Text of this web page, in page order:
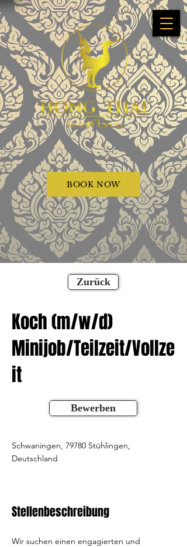
BOOK NOW
Zurück
Koch (m/w/d)
Minijob/Teilzeit/Vollze
it
Bewerben
Schwaningen, 79780 Stühlingen,
Deutschland
Stellenbeschreibung
Wir suchen einen engagierten und